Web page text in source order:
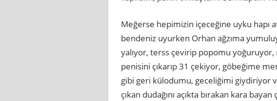
Meğerse hepimizin içeceğine uyku hapı
bendeniz uyurken Orhan ağzıma
yalıyor, terss çevirip popomu yoğuruyor,
penisini çıkarıp 31 çekiyor, göbeğime
gibi geri külodumu, geceliğimi giydiriyor
çıkan dudağını açıkta bırakan kara